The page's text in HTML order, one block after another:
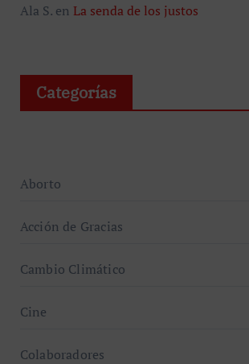
Ala S.en La senda de los justos
Categorías
Aborto
Acción de Gracias
Cambio Climático
Cine
Colaboradores